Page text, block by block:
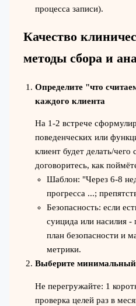
процесса записи).
Качество
методы сбора и
Определите "что
каждого клиента
На 1-2 встрече
поведенческих или
клиент будет делать/
договоритесь, как
Шаблон: "Через 6-8
прогресса ...;
Безопасность: если
суицида или насилия -
план безопасности и
метрики.
Выберите минимальный
Не перегружайте: 1
проверка целей раз в